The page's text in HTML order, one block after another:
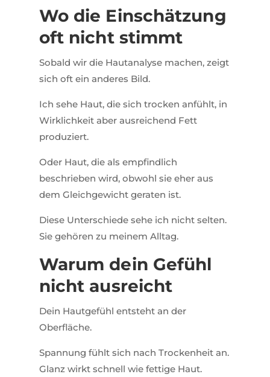
Wo die Einschätzung
oft nicht stimmt
Sobald wir die Hautanalyse machen, zeigt
sich oft ein anderes Bild.
Ich sehe Haut, die sich trocken anfühlt, in
Wirklichkeit aber ausreichend Fett
produziert.
Oder Haut, die als empfindlich
beschrieben wird, obwohl sie eher aus
dem Gleichgewicht geraten ist.
Diese Unterschiede sehe ich nicht selten.
Sie gehören zu meinem Alltag.
Warum dein Gefühl
nicht ausreicht
Dein Hautgefühl entsteht an der
Oberfläche.
Spannung fühlt sich nach Trockenheit an.
Glanz wirkt schnell wie fettige Haut.